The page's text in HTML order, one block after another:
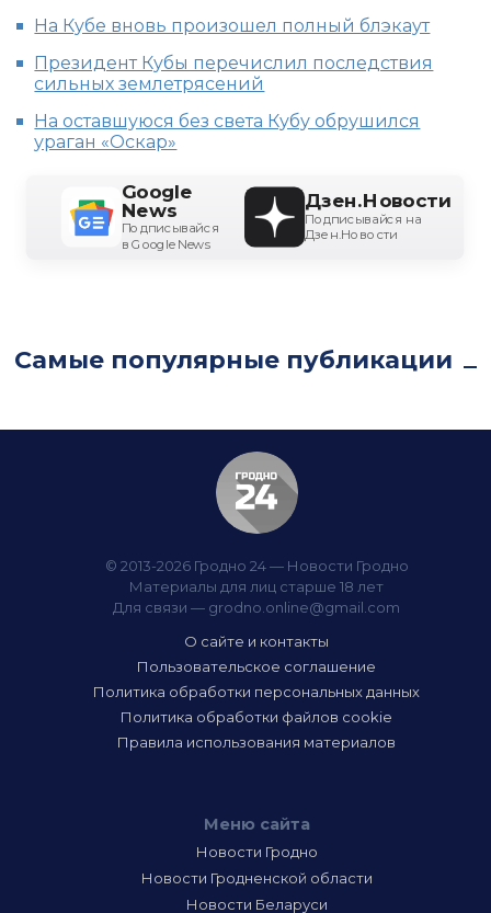
На Кубе вновь произошел полный блэкаут
Президент Кубы перечислил последствия
сильных землетрясений
На оставшуюся без света Кубу обрушился
ураган «Оскар»
Google
News
Подписывайся
в Google News
Дзен.Новости
Подписывайся на
Дзен.Новости
Самые популярные публикации
© 2013-2026 Гродно 24 — Новости Гродно
Материалы для лиц старше 18 лет
Для связи — grodno.online@gmail.com
О сайте и контакты
Пользовательское соглашение
Политика обработки персональных данных
Политика обработки файлов cookie
Правила использования материалов
Меню сайта
Новости Гродно
Новости Гродненской области
Новости Беларуси